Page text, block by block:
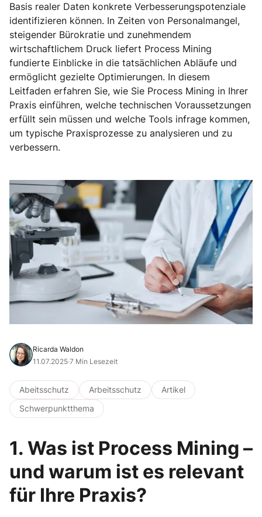
Basis realer Daten konkrete Verbesserungspotenziale
identifizieren können. In Zeiten von Personalmangel,
steigender Bürokratie und zunehmendem
wirtschaftlichem Druck liefert Process Mining
fundierte Einblicke in die tatsächlichen Abläufe und
ermöglicht gezielte Optimierungen. In diesem
Leitfaden erfahren Sie, wie Sie Process Mining in Ihrer
Praxis einführen, welche technischen Voraussetzungen
erfüllt sein müssen und welche Tools infrage kommen,
um typische Praxisprozesse zu analysieren und zu
verbessern.
Ricarda Waldon
11.07.2025·7 Min Lesezeit
Abeitsschutz Arbeitsschutz
Artikel
Schwerpunktthema
1. Was ist Process Mining –
und warum ist es relevant
für Ihre Praxis?